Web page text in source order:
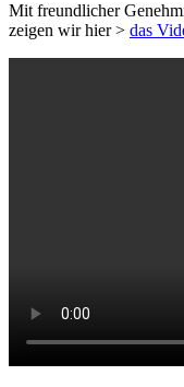
Mit freundlicher
zeigen wir hier > das